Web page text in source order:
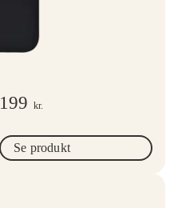
199 kr.
Se produkt